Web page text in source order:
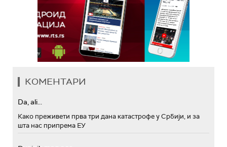
КОМЕНТАРИ
Da, ali...
Како преживети прва три дана катастрофе у Србији, и за
шта нас припрема ЕУ